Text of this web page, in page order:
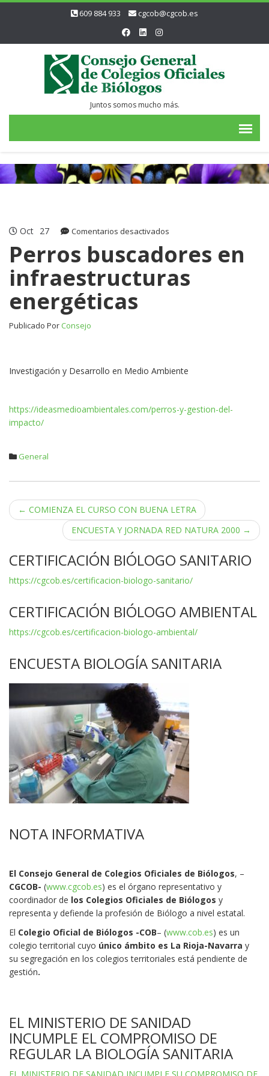
609 884 933 cgcob@cgcob.es
Juntos somos mucho más.
Oct 27 Comentarios desactivados
buscadores
infraestructuras
Perros buscadores en
infraestructuras
energéticas
Publicado Por Consejo
Investigación y Desarrollo en Medio Ambiente
https://ideasmedioambientales.com/perros-y-gestion-del-
impacto/
General
Navegación
entradas
← COMIENZA EL CURSO CON BUENA LETRA
ENCUESTA Y JORNADA RED NATURA 2000 →
CERTIFICACIÓN BIÓLOGO SANITARIO
https://cgcob.es/certificacion-biologo-sanitario/
CERTIFICACIÓN BIÓLOGO AMBIENTAL
https://cgcob.es/certificacion-biologo-ambiental/
ENCUESTA BIOLOGÍA SANITARIA
NOTA INFORMATIVA
El Consejo General de Colegios Oficiales de Biólogos, –
CGCOB- (www.cgcob.es) es el órgano representativo y
coordinador de los Colegios Oficiales de Biólogos y
representa y defiende la profesión de Biólogo a nivel estatal.
El Colegio Oficial de Biólogos -COB– (www.cob.es) es un
colegio territorial cuyo único ámbito es La Rioja-Navarra y
su segregación en los colegios territoriales está pendiente de
gestión.
EL MINISTERIO DE SANIDAD
INCUMPLE EL COMPROMISO DE
REGULAR LA BIOLOGÍA SANITARIA
EL MINISTERIO DE SANIDAD INCUMPLE SU COMPROMISO DE